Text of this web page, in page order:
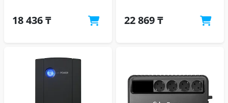
18 436 ₸ 22 869 ₸